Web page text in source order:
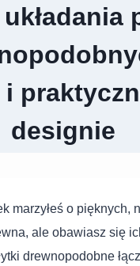
i
designie
marzyłeś o pięknych,
ale obawiasz się
drewnopodobne